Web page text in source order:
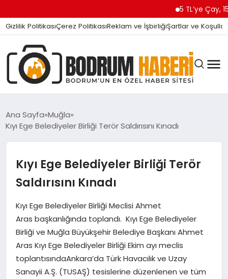
5 TL’ye Çay, 15
Gizlilik PolitikasıÇerez PolitikasıReklam ve İşbirliğiŞartlar ve Koşullar
BODRUM BODRUM
SIYASET
MAGAZIN
KÖŞE YAZILARI
Ana Sayfa Muğla
Kıyı Ege Belediyeler Birliği Terör Saldırısını Kınadı
Kıyı Ege Belediyeler Birliği Terör
Saldırısını Kınadı
Kıyı Ege Belediyeler Birliği Meclisi Ahmet
Aras başkanlığında toplandı. Kıyı Ege Belediyeler
Birliği ve Muğla Büyükşehir Belediye Başkanı Ahmet
Aras Kıyı Ege Belediyeler Birliği Ekim ayı meclis
toplantısındaAnkara’da Türk Havacılık ve Uzay
Sanayii A.Ş. (TUSAŞ) tesislerine düzenlenen ve tüm